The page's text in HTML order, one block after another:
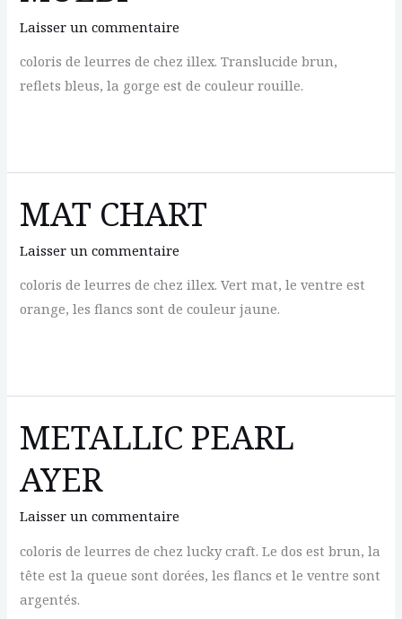
Laisser un commentaire
coloris de leurres de chez illex. Translucide brun,
reflets bleus, la gorge est de couleur rouille.
MAT CHART
Laisser un commentaire
coloris de leurres de chez illex. Vert mat, le ventre est
orange, les flancs sont de couleur jaune.
CHART
METALLIC PEARL
AYER
Laisser un commentaire
coloris de leurres de chez lucky craft. Le dos est brun, la
tête est la queue sont dorées, les flancs et le ventre sont
argentés.